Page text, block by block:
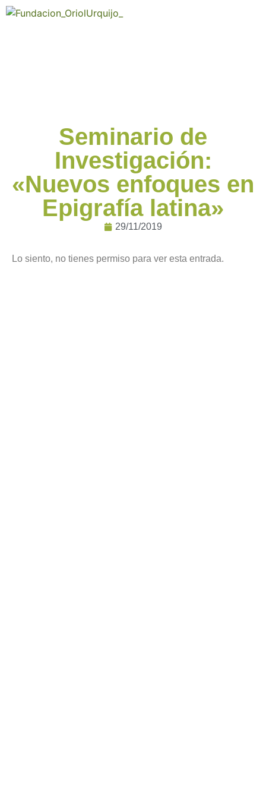
Seminario de
Investigación:
«Nuevos enfoques en
Epigrafía latina»
29/11/2019
Lo siento, no tienes permiso para ver esta entrada.